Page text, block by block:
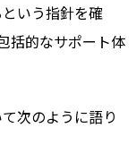
いう指針を確
括的なサポート体
次のように語り